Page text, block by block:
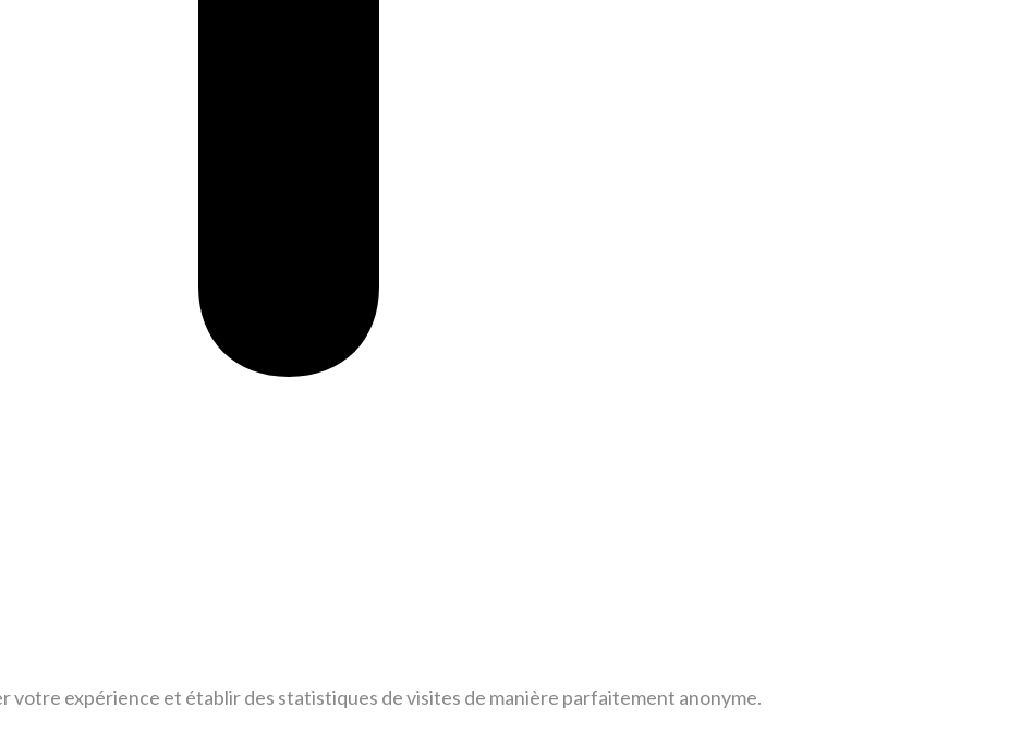
votre expérience et établir des statistiques de visites de manière parfaitement anonyme.